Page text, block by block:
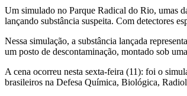
Um simulado no Parque Radical do Rio, umas
lançando substância suspeita. Com detectores
Nessa simulação, a substância lançada
um posto de descontaminação, montado sob
A cena ocorreu nesta sexta-feira (11): foi o
brasileiros na Defesa Química, Biológica,